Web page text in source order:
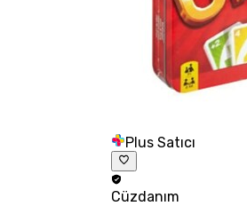
Plus Satıcı
Cüzdanım